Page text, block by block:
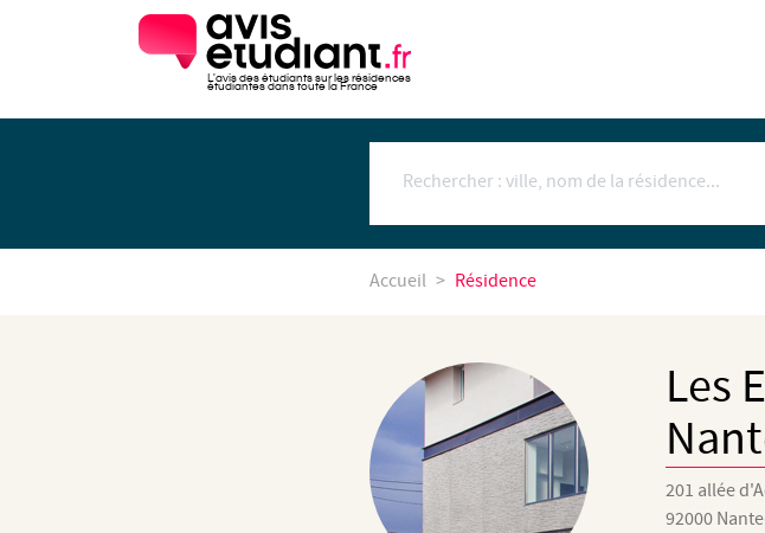
L'avis des étudiants sur les résidences
étudiantes dans toute la France
Accueil Résidence
Les
201 allée
92000